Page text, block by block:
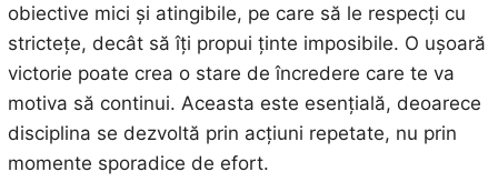
obiective mici și atingibile, pe care să le respecți cu
strictețe, decât să îți propui ținte imposibile. O ușoară
victorie poate crea o stare de încredere care te va
motiva să continui. Aceasta este esențială, deoarece
disciplina se dezvoltă prin acțiuni repetate, nu prin
momente sporadice de efort.